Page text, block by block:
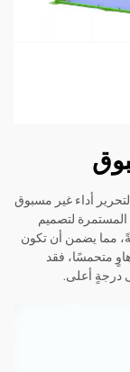
أداء غير مسبوق
لتصميم
مما يضمن أن تكون
متحمسًا، فقد
درجةٍ أعلى.